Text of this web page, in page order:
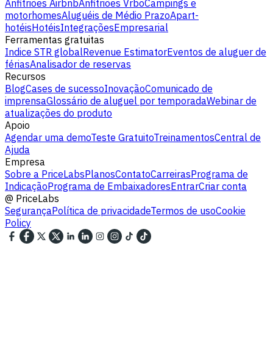
Anfitriões AirbnbAnfitriões VrboCampings e
motorhomesAluguéis de Médio PrazoApart-
hotéisHotéisIntegraçõesEmpresarial
Ferramentas gratuitas
Indice STR globalRevenue EstimatorEventos de aluguer de
fériasAnalisador de reservas
Recursos
BlogCases de sucessoInovaçãoComunicado de
imprensaGlossário de aluguel por temporadaWebinar de
atualizações do produto
Apoio
Agendar uma demoTeste GratuitoTreinamentosCentral de
Ajuda
Empresa
Sobre a PriceLabsPlanosContatoCarreirasPrograma de
IndicaçãoPrograma de EmbaixadoresEntrarCriar conta
@ PriceLabs
SegurançaPolítica de privacidadeTermos de usoCookie
Policy